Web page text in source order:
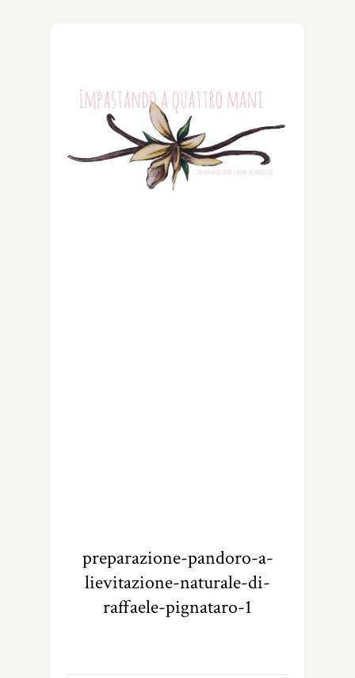
preparazione-pandoro-a-
lievitazione-naturale-di-
raffaele-pignataro-1